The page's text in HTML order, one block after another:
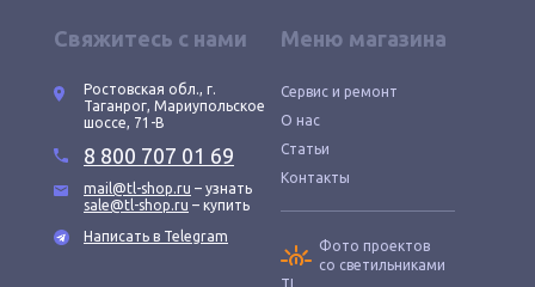
Свяжитесь с нами
Ростовская обл., г.
Таганрог, Мариупольское
шоссе, 71-В
8 800 707 01 69
mail@tl-shop.ru – узнать
sale@tl-shop.ru – купить
Написать в Telegram
Меню магазина
Сервис и ремонт
О нас
Статьи
Контакты
Фото проектов
со светильниками